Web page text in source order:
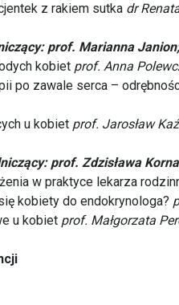
z rakiem sutka dr
prof. Marianna
kobiet prof. Anna
po zawale serca –
u kobiet prof. Jarosław
prof. Zdzisława
w praktyce lekarza
kobiety do endokrynologa?
u kobiet prof. Małgorzata